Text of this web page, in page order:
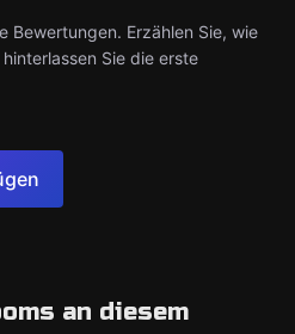
Bewertungen. Erzählen Sie, wie
Sie die erste
an diesem